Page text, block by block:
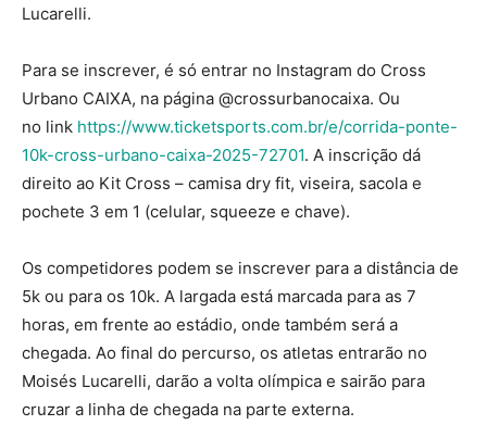
Lucarelli.
Para se inscrever, é só entrar no Instagram do Cross
Urbano CAIXA, na página @crossurbanocaixa. Ou
no link https://www.ticketsports.com.br/e/corrida-ponte-
10k-cross-urbano-caixa-2025-72701. A inscrição dá
direito ao Kit Cross – camisa dry fit, viseira, sacola e
pochete 3 em 1 (celular, squeeze e chave).
Os competidores podem se inscrever para a distância de
5k ou para os 10k. A largada está marcada para as 7
horas, em frente ao estádio, onde também será a
chegada. Ao final do percurso, os atletas entrarão no
Moisés Lucarelli, darão a volta olímpica e sairão para
cruzar a linha de chegada na parte externa.